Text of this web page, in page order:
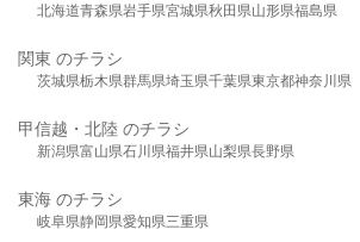
北海道青森県岩手県宮城県秋田県山形県福島県
関東 のチラシ
茨城県栃木県群馬県埼玉県千葉県東京都神奈川県
甲信越・北陸 のチラシ
新潟県富山県石川県福井県山梨県長野県
東海 のチラシ
岐阜県静岡県愛知県三重県